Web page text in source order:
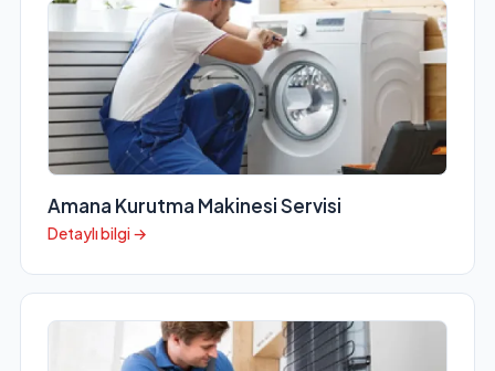
Amana Kurutma Makinesi Servisi
Detaylı bilgi →